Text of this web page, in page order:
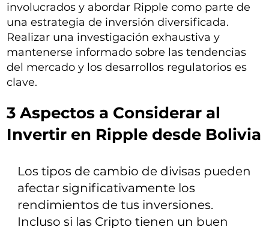
involucrados y abordar Ripple como parte de
una estrategia de inversión diversificada.
Realizar una investigación exhaustiva y
mantenerse informado sobre las tendencias
del mercado y los desarrollos regulatorios es
clave.
3 Aspectos a Considerar al
Invertir en Ripple desde Bolivia
Los tipos de cambio de divisas pueden
afectar significativamente los
rendimientos de tus inversiones.
Incluso si las Cripto tienen un buen